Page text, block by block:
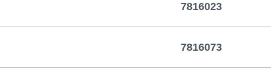
7816023
7816073